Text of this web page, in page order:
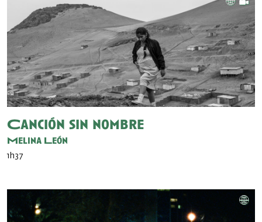
Canción sin nombre
Melina León
1h37